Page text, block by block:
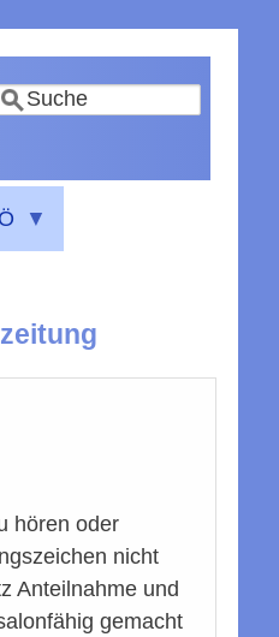
Suche
hören oder
nicht
Anteilnahme und
gemacht